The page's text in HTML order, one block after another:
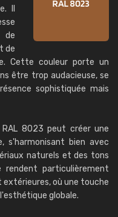
Il
de
de
Cette couleur porte un
être trop audacieuse, se
sophistiquée mais
8023 peut créer une
s'harmonisant bien avec
naturels et des tons
rendent particulièrement
où une touche
globale.